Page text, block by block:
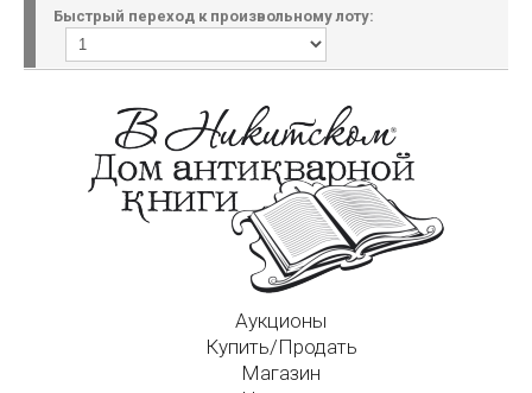
Быстрый переход к произвольному лоту:
Аукционы
Купить/Продать
Магазин